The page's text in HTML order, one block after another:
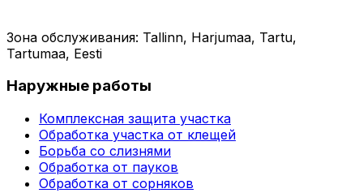
Зона обслуживания: Tallinn, Harjumaa, Tartu,
Tartumaa, Eesti
Наружные работы
Комплексная защита участка
Обработка участка от клещей
Борьба со слизнями
Обработка от пауков
Обработка от сорняков